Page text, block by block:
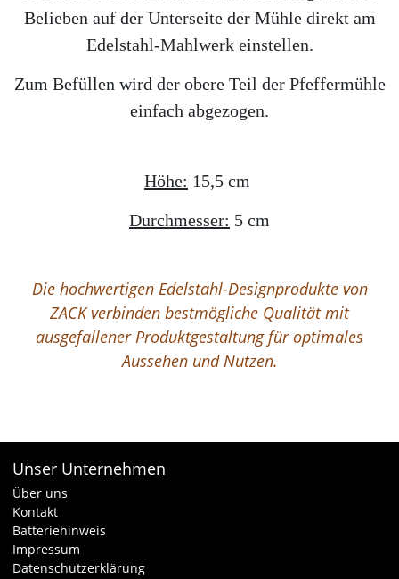
Belieben auf der Unterseite der Mühle direkt am
Edelstahl-Mahlwerk einstellen.
Zum Befüllen wird der obere Teil der Pfeffermühle
einfach abgezogen.
Höhe: 15,5 cm
Durchmesser: 5 cm
Die hochwertigen Edelstahl-Designprodukte von
ZACK verbinden bestmögliche Qualität mit
ausgefallener Produktgestaltung für optimales
Aussehen und Nutzen.
Unser Unternehmen
Über uns
Kontakt
Batteriehinweis
Impressum
Datenschutzerklärung